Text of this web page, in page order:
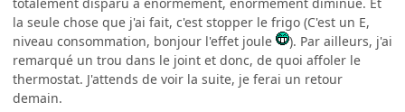
la seule chose que j'ai fait, c'est stopper le frigo (C'est un E,
niveau consommation, bonjour l'effet joule
). Par ailleurs, j'ai
remarqué un trou dans le joint et donc, de quoi affoler le
thermostat. J'attends de voir la suite, je ferai un retour
demain.